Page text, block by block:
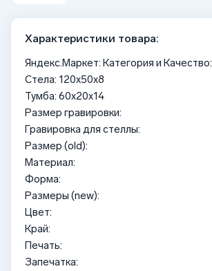
Характеристики товара:
Яндекс.Маркет: Категория и Качество:
Стела: 120x50x8
Тумба: 60x20x14
Размер гравировки:
Гравировка для стеллы:
Размер (old):
Материал:
Форма:
Размеры (new):
Цвет:
Край:
Печать:
Запечатка: